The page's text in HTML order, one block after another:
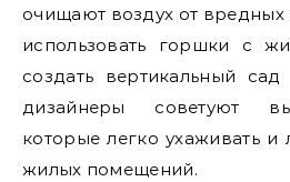
очищают воздух от
использовать горшки с
создать вертикальный
дизайнеры советуют
которые легко ухаживать и
жилых помещений.